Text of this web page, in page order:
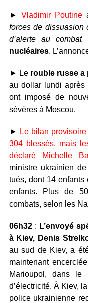
► Vladimir Poutine
forces de dissuasion
d’alerte au combat
nucléaires.
► Le rouble russe a
au dollar lundi après
ont imposé de
sévères à Moscou.
►
Le bilan
304 blessés, mais
déclaré Michelle
ministre ukrainien
tués, dont 14
enfants. Plus de
combats, selon les
06h32: L’envoyé
à Kiev, Denis
au sud de Kiev, a
maintenant
Marioupol, dans
d’électricité. À Kiev,
police ukrainienne